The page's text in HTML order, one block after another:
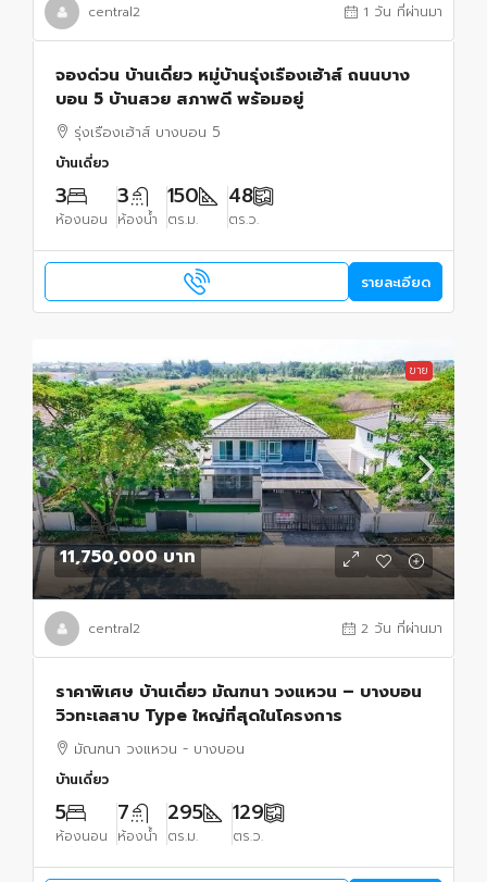
central2 1 วัน ที่ผ่านมา
จองด่วน บ้านเดี่ยว หมู่บ้านรุ่งเรืองเฮ้าส์ ถนนบาง
บอน 5 บ้านสวย สภาพดี พร้อมอยู่
รุ่งเรืองเฮ้าส์ บางบอน 5
บ้านเดี่ยว
3
ห้องนอน
3
ห้องน้ำ
150
ตร.ม.
48
ตร.ว.
รายละเอียด
ขาย
11,750,000 บาท
central2 2 วัน ที่ผ่านมา
ราคาพิเศษ บ้านเดี่ยว มัณฑนา วงแหวน – บางบอน
วิวทะเลสาบ Type ใหญ่ที่สุดในโครงการ
มัณฑนา วงแหวน - บางบอน
บ้านเดี่ยว
5
ห้องนอน
7
ห้องน้ำ
295
ตร.ม.
129
ตร.ว.